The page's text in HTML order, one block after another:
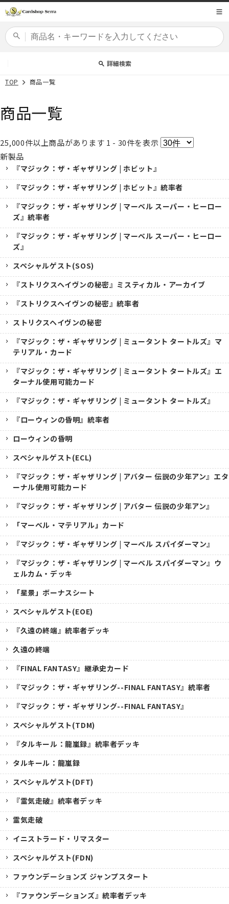
ンツに
詳細検索
商品コード
カードセット
TOP 商品一覧
商品一覧
25,000件以上商品があります 1 - 30件を表示
新製品
『マジック：ザ・ギャザリング | ホビット』
『マジック：ザ・ギャザリング | ホビット』統率者
『マジック：ザ・ギャザリング | マーベル スーパー・ヒーロー
ズ』統率者
『マジック：ザ・ギャザリング | マーベル スーパー・ヒーロー
ズ』
スペシャルゲスト(SOS)
『ストリクスヘイヴンの秘密』ミスティカル・アーカイブ
『ストリクスヘイヴンの秘密』統率者
ストリクスヘイヴンの秘密
『マジック：ザ・ギャザリング | ミュータント タートルズ』マ
テリアル・カード
『マジック：ザ・ギャザリング | ミュータント タートルズ』エ
ターナル使用可能カード
『マジック：ザ・ギャザリング | ミュータント タートルズ』
『ローウィンの昏明』統率者
ローウィンの昏明
スペシャルゲスト(ECL)
『マジック：ザ・ギャザリング | アバター 伝説の少年アン』エタ
ーナル使用可能カード
『マジック：ザ・ギャザリング | アバター 伝説の少年アン』
「マーベル・マテリアル」カード
『マジック：ザ・ギャザリング | マーベル スパイダーマン』
『マジック：ザ・ギャザリング | マーベル スパイダーマン』ウ
ェルカム・デッキ
「星景」ボーナスシート
スペシャルゲスト(EOE)
『久遠の終端』統率者デッキ
久遠の終端
『FINAL FANTASY』継承史カード
『マジック：ザ・ギャザリング--FINAL FANTASY』統率者
『マジック：ザ・ギャザリング--FINAL FANTASY』
スペシャルゲスト(TDM)
『タルキール：龍嵐録』統率者デッキ
タルキール：龍嵐録
スペシャルゲスト(DFT)
『霊気走破』統率者デッキ
霊気走破
イニストラード・リマスター
スペシャルゲスト(FDN)
ファウンデーションズ ジャンプスタート
『ファウンデーションズ』統率者デッキ